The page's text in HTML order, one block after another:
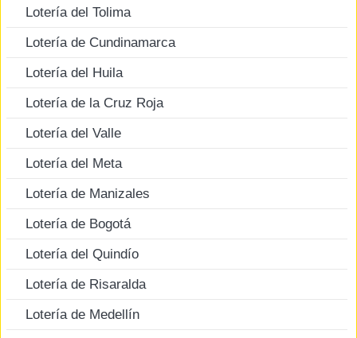
Lotería del Tolima
Lotería de Cundinamarca
Lotería del Huila
Lotería de la Cruz Roja
Lotería del Valle
Lotería del Meta
Lotería de Manizales
Lotería de Bogotá
Lotería del Quindío
Lotería de Risaralda
Lotería de Medellín